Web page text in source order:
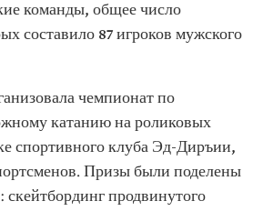
команды, общее число
составило 87 игроков мужского
чемпионат по
катанию на роликовых
спортивного клуба Эд-Диръии,
Призы были поделены
скейтбординг продвинутого